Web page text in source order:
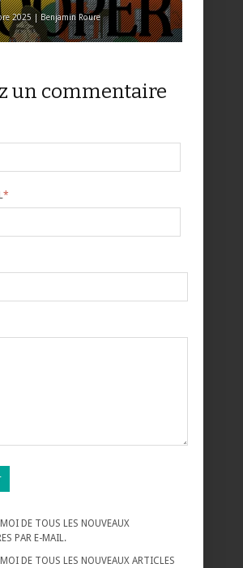
2025 | Benjamin Roure
un commentaire
*
MOI DE TOUS LES NOUVEAUX
PAR E-MAIL.
MOI DE TOUS LES NOUVEAUX ARTICLES